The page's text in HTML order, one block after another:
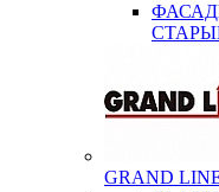
GRAND